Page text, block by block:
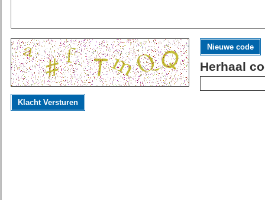
Nieuwe code
Herhaal
Klacht Versturen